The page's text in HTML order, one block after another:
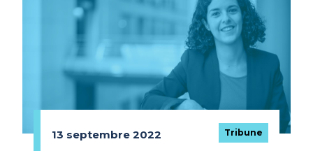
13 septembre 2022 Tribune